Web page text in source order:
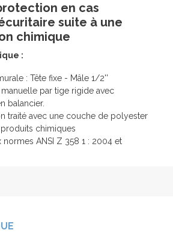
en cas
suite à une
chimique
:
: Tête fixe - Mâle 1/2''
par tige rigide avec
balancier.
traité avec une couche de polyester
produits chimiques
normes ANSI Z 358 1 : 2004 et